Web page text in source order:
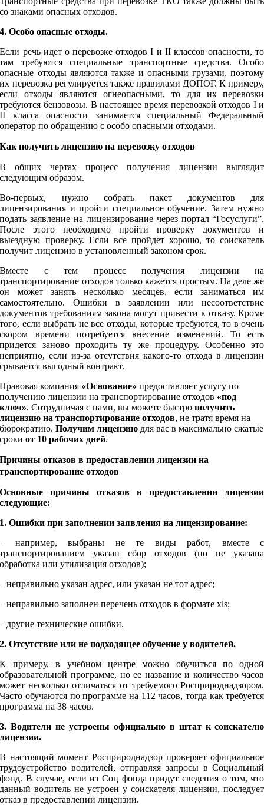
со знаками опасных отходов.
4. Особо опасные отходы.
Если речь идет о перевозке отходов I и II классов опасности, то
там требуются специальные транспортные средства. Особо
опасные отходы являются также и опасными грузами, поэтому
их перевозка регулируется также правилами ДОПОГ. К примеру,
если отходы являются огнеопасными, то для их перевозки
требуются бензовозы. В настоящее время перевозкой отходов I и
II класса опасности занимается специальный Федеральный
оператор по обращению с особо опасными отходами.
Как получить лицензию на перевозку отходов
В общих чертах процесс получения лицензии выглядит
следующим образом.
Во-первых, нужно собрать пакет документов для
лицензирования и пройти специальное обучение. Затем нужно
подать заявление на лицензирование через портал “Госуслуги”.
После этого необходимо пройти проверку документов и
выездную проверку. Если все пройдет хорошо, то соискатель
получит лицензию в установленный законом срок.
Вместе с тем процесс получения лицензии на
транспортирование отходов только кажется простым. На деле же
он может занять несколько месяцев, если заниматься им
самостоятельно. Ошибки в заявлении или несоответствие
документов требованиям закона могут привести к отказу. Кроме
того, если выбрать не все отходы, которые требуются, то в очень
скором времени потребуется внесение изменений. То есть
придется заново проходить ту же процедуру. Особенно это
неприятно, если из-за отсутствия какого-то отхода в лицензии
срывается выгодный контракт.
Правовая компания «Основание» предоставляет услугу по
получению лицензии на транспортирование отходов «под
ключ». Сотрудничая с нами, вы можете быстрополучить
лицензию на транспортирование отходов, не тратя время на
бюрократию.Получим лицензию для вас в максимально сжатые
срокиот 10 рабочих дней.
Причины отказов в предоставлении лицензии на
транспортирование отходов
Основные причины отказов в предоставлении лицензии
следующие:
1. Ошибки при заполнении заявления на лицензирование:
– например, выбраны не те виды работ, вместе с
транспортированием указан сбор отходов (но не указана
обработка или утилизация отходов);
– неправильно указан адрес, или указан не тот адрес;
– неправильно заполнен перечень отходов в формате xls;
– другие технические ошибки.
2. Отсутствие или не подходящее обучение у водителей.
К примеру, в учебном центре можно обучиться по одной
образовательной программе, но ее название и количество часов
может несколько отличаться от требуемого Росприроднадзором.
Часто обучаются по программе на 112 часов, тогда как требуется
программа на 38 часов.
3. Водители не устроены официально в штат к соискателю
лицензии.
В настоящий момент Росприроднадзор проверяет официальное
трудоустройство водителей, отправляя запросы в Социальный
фонд. В случае, если из Соц фонда придут сведения о том, что
данный водитель не устроен у соискателя лицензии, последует
отказ в предоставлении лицензии.